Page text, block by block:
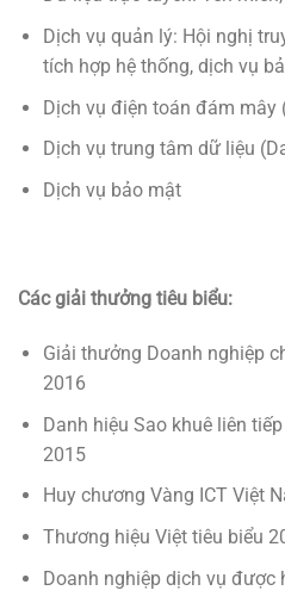
Dịch vụ quản lý: Hội nghị
tích hợp hệ thống, dịch vụ
Dịch vụ điện toán đám mây
Dịch vụ trung tâm dữ liệu
Dịch vụ bảo mật
Các giải thưởng tiêu biểu:
Giải thưởng Doanh nghiệp
2016
Danh hiệu Sao khuê liên
2015
Huy chương Vàng ICT Việt
Thương hiệu Việt tiêu biểu
Doanh nghiệp dịch vụ được